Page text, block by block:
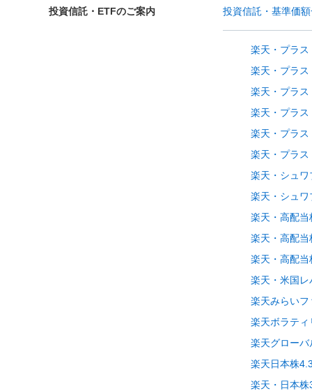
投資信託・ETFのご案内 投資信託・基準価
楽天・プラ
楽天・プラ
楽天・プラ
楽天・プラ
楽天・プラ
楽天・プラ
楽天・シュ
楽天・シュ
楽天・高配
楽天・高配
楽天・高配
楽天・米国
楽天みらいフ
楽天ボラテ
楽天グロー
楽天日本株
楽天・日本